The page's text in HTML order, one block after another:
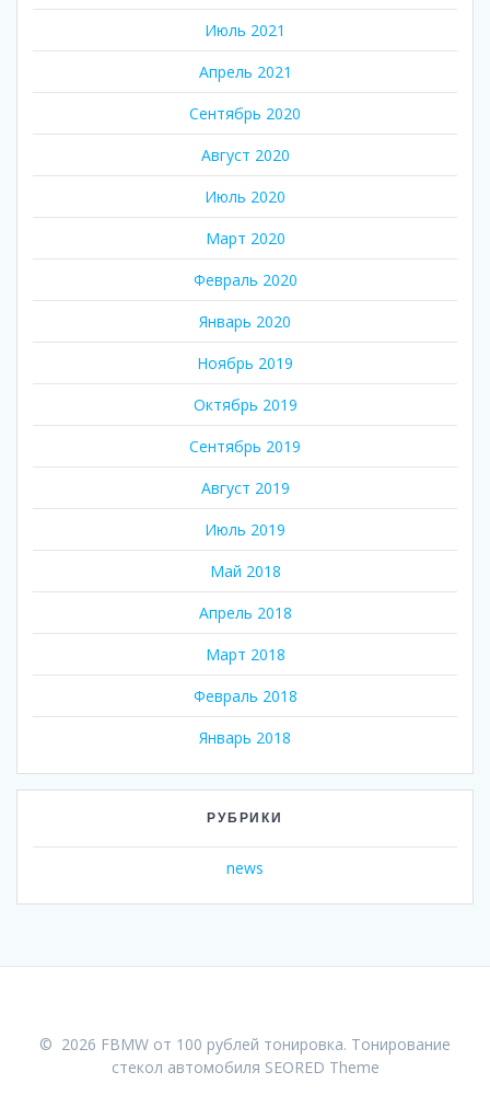
Июль 2021
Апрель 2021
Сентябрь 2020
Август 2020
Июль 2020
Март 2020
Февраль 2020
Январь 2020
Ноябрь 2019
Октябрь 2019
Сентябрь 2019
Август 2019
Июль 2019
Май 2018
Апрель 2018
Март 2018
Февраль 2018
Январь 2018
РУБРИКИ
news
© 2026 FBMW от 100 рублей тонировка. Тонирование
стекол автомобиля SEORED Theme